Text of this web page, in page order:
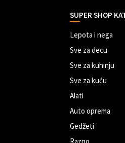
SUPER SHOP
Lepota i nega
Sve za decu
Sve za kuhinju
Sve za kuću
Alati
Auto oprema
Gedžeti